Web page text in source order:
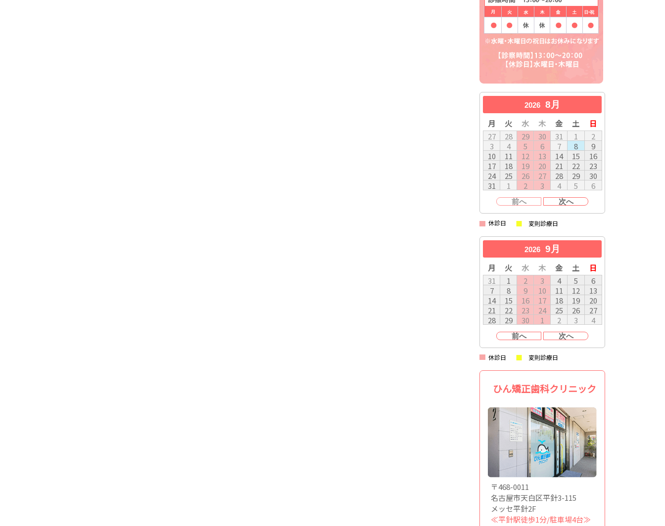
前へ 次へ
2026 8月
月
火 水 木 金 土
日
27
28 29 30 31 1
2
3
4 5 6 7 8
9
10
11 12 13 14 15
16
17
18 19 20 21 22
23
24
25 26 27 28 29
30
31
1 2 3 4 5 6
休診日 変則診療日
前へ 次へ
2026 9月
月
火 水 木 金 土
日
31
1 2 3 4 5
6
7
8 9 10 11 12
13
14
15 16 17 18 19
20
21
22 23 24 25 26
27
28
29 30 1 2 3 4
休診日 変則診療日
ひん矯正歯科クリニック
〒468-0011
名古屋市天白区平針3-115
メッセ平針2F
≪平針駅徒歩1分/駐車場4台≫